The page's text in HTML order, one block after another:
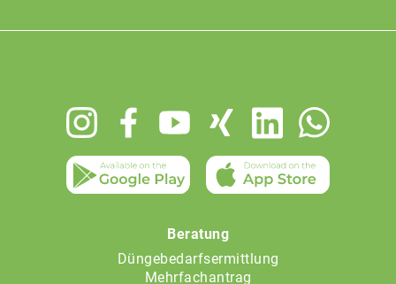
Beratung
Düngebedarfsermittlung
Mehrfachantrag